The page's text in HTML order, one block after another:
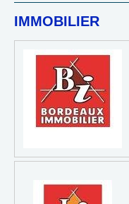
IMMOBILIER